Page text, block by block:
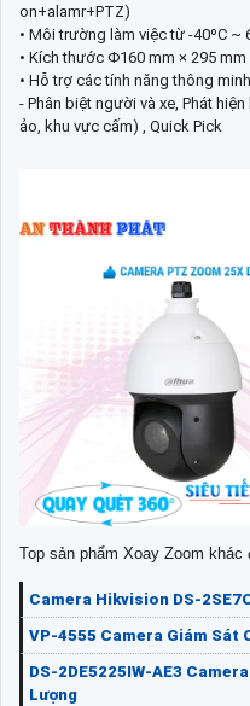
on+alamr+PTZ)
• Môi trường làm việc từ -40ºC ~
• Kích thước Φ160 mm × 295 mm
• Hỗ trợ các tính năng thông
- Phân biệt người và xe, Phát
ảo, khu vực cấm) , Quick Pick
Top sản phẩm Xoay Zoom
Camera Hikvision DS-
VP-4555 Camera Giám Sát
DS-2DE5225IW-AE3
Lượng